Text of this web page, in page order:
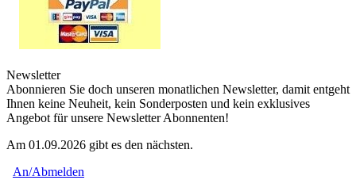
Newsletter
Abonnieren Sie doch unseren monatlichen Newsletter, damit entgeht
Ihnen keine Neuheit, kein Sonderposten und kein exklusives
Angebot für unsere Newsletter Abonnenten!
Am 01.09.2026 gibt es den nächsten.
An/Abmelden